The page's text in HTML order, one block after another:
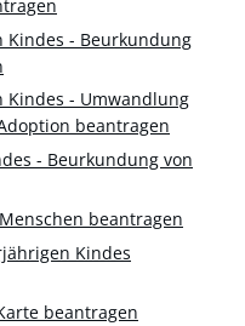
Kindes - Beurkundung
Kindes - Umwandlung
beantragen
- Beurkundung von
beantragen
Kindes
beantragen